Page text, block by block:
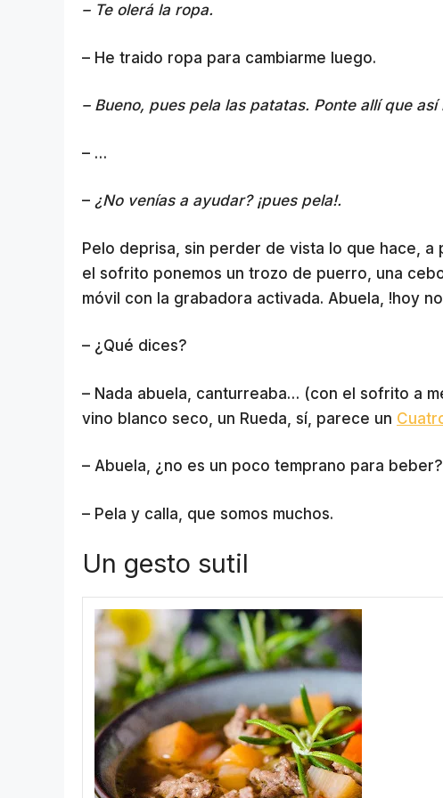
– Te olerá la ropa.
– He traido ropa para cambiarme luego.
– Bueno, pues pela las patatas. Ponte allí que así
– …
– ¿No venías a ayudar? ¡pues pela!.
Pelo deprisa, sin perder de vista lo que hace,
el sofrito ponemos un trozo de puerro, una
móvil con la grabadora activada. Abuela, !hoy
– ¿Qué dices?
– Nada abuela, canturreaba… (con el sofrito a
vino blanco seco, un Rueda, sí, parece un
– Abuela, ¿no es un poco temprano para beber?
– Pela y calla, que somos muchos.
Un gesto sutil